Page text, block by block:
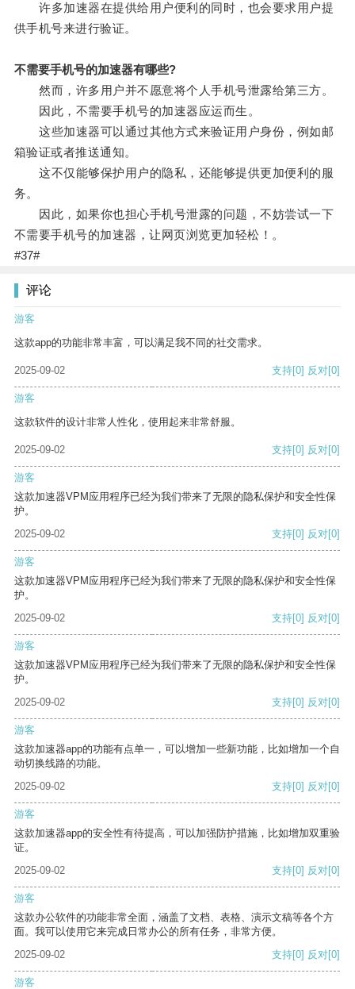
许多加速器在提供给用户便利的同时，也会要求用户提
供手机号来进行验证。
不需要手机号的加速器有哪些?
然而，许多用户并不愿意将个人手机号泄露给第三方。
因此，不需要手机号的加速器应运而生。
这些加速器可以通过其他方式来验证用户身份，例如邮
箱验证或者推送通知。
这不仅能够保护用户的隐私，还能够提供更加便利的服
务。
因此，如果你也担心手机号泄露的问题，不妨尝试一下
不需要手机号的加速器，让网页浏览更加轻松！。
#37#
评论
游客
这款app的功能非常丰富，可以满足我不同的社交需求。
2025-09-02 支持[0] 反对[0]
游客
这款软件的设计非常人性化，使用起来非常舒服。
2025-09-02 支持[0] 反对[0]
游客
这款加速器VPM应用程序已经为我们带来了无限的隐私保护和安全性保
护。
2025-09-02
支持[0] 反对[0]
游客
这款加速器VPM应用程序已经为我们带来了无限的隐私保护和安全性保
护。
2025-09-02
支持[0] 反对[0]
游客
这款加速器VPM应用程序已经为我们带来了无限的隐私保护和安全性保
护。
2025-09-02
支持[0] 反对[0]
游客
这款加速器app的功能有点单一，可以增加一些新功能，比如增加一个自
动切换线路的功能。
2025-09-02
支持[0] 反对[0]
游客
这款加速器app的安全性有待提高，可以加强防护措施，比如增加双重验
证。
2025-09-02
支持[0] 反对[0]
游客
这款办公软件的功能非常全面，涵盖了文档、表格、演示文稿等各个方
面。我可以使用它来完成日常办公的所有任务，非常方便。
2025-09-02
支持[0] 反对[0]
游客